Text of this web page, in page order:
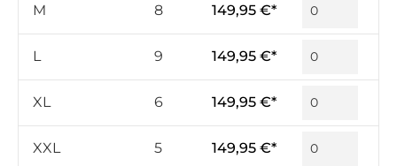
M 8 149,95 €*
L 9 149,95 €*
XL 6 149,95 €*
XXL 5 149,95 €*